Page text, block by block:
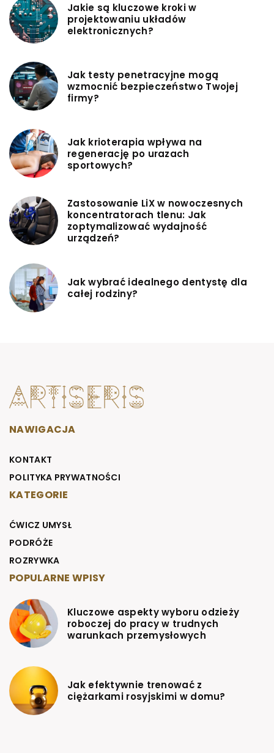
Jakie są kluczowe kroki w
projektowaniu układów
elektronicznych?
Jak testy penetracyjne mogą
wzmocnić bezpieczeństwo Twojej
firmy?
Jak krioterapia wpływa na
regenerację po urazach
sportowych?
Zastosowanie LiX w nowoczesnych
koncentratorach tlenu: Jak
zoptymalizować wydajność
urządzeń?
Jak wybrać idealnego dentystę dla
całej rodziny?
NAWIGACJA
KONTAKT
POLITYKA PRYWATNOŚCI
KATEGORIE
ĆWICZ UMYSŁ
PODRÓŻE
ROZRYWKA
POPULARNE WPISY
Kluczowe aspekty wyboru odzieży
roboczej do pracy w trudnych
warunkach przemysłowych
Jak efektywnie trenować z
ciężarkami rosyjskimi w domu?